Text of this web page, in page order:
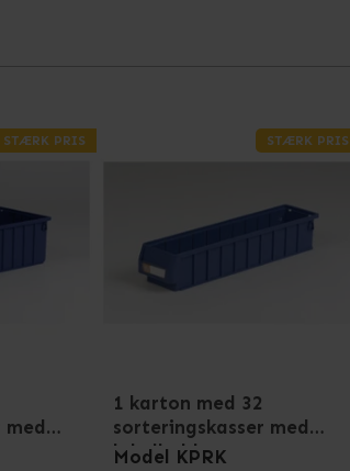
STÆRK PRIS STÆRK PRIS
1 karton med 32
sorteringskasser med
labelholdere
Model KPRK